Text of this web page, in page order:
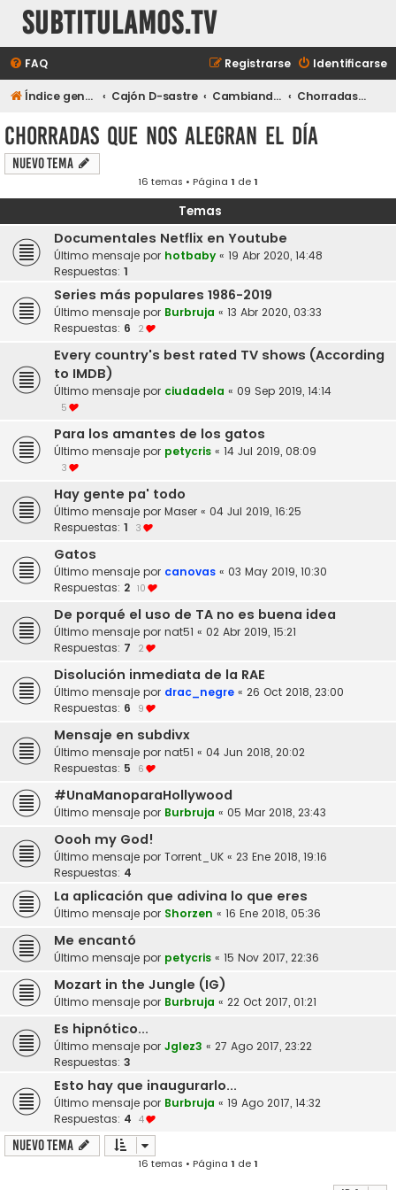
subtitulamos.tv
FAQ Identificarse
Registrarse
Índice general Cajón D-sastre Cambiando de tema... Chorradas que nos alegran el día
Chorradas que nos alegran el día
Nuevo Tema
16 temas • Página 1 de1
Temas
Documentales Netflix en Youtube
Último mensaje por hotbaby « 19 Abr 2020, 14:48
Respuestas: 1
Series más populares 1986-2019
Último mensaje por Burbruja « 13 Abr 2020, 03:33
Respuestas: 6 2
Every country's best rated TV shows (According
to IMDB)
Último mensaje por ciudadela « 09 Sep 2019, 14:14
5
Para los amantes de los gatos
Último mensaje por petycris « 14 Jul 2019, 08:09
3
Hay gente pa' todo
Último mensaje por Maser « 04 Jul 2019, 16:25
Respuestas: 1 3
Gatos
Último mensaje por canovas « 03 May 2019, 10:30
Respuestas: 2 10
De porqué el uso de TA no es buena idea
Último mensaje por nat51 « 02 Abr 2019, 15:21
Respuestas: 7 2
Disolución inmediata de la RAE
Último mensaje por drac_negre « 26 Oct 2018, 23:00
Respuestas: 6 9
Mensaje en subdivx
Último mensaje por nat51 « 04 Jun 2018, 20:02
Respuestas: 5 6
#UnaManoparaHollywood
Último mensaje por Burbruja « 05 Mar 2018, 23:43
Oooh my God!
Último mensaje por Torrent_UK « 23 Ene 2018, 19:16
Respuestas: 4
La aplicación que adivina lo que eres
Último mensaje por Shorzen « 16 Ene 2018, 05:36
Me encantó
Último mensaje por petycris « 15 Nov 2017, 22:36
Mozart in the Jungle (IG)
Último mensaje por Burbruja « 22 Oct 2017, 01:21
Es hipnótico...
Último mensaje por Jglez3 « 27 Ago 2017, 23:22
Respuestas: 3
Esto hay que inaugurarlo...
Último mensaje por Burbruja « 19 Ago 2017, 14:32
Respuestas: 4 4
Nuevo Tema
16 temas • Página 1 de1